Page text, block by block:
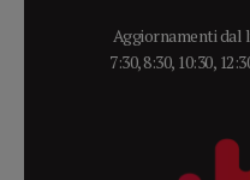
Aggiornamenti dal
7:30, 8:30, 10:30,